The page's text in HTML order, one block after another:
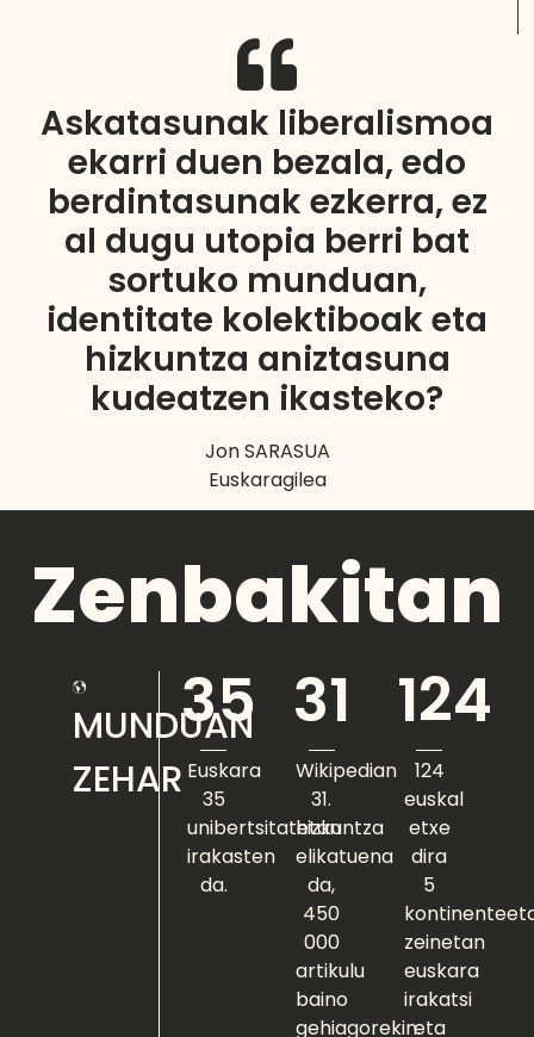
Askatasunak liberalismoa
ekarri duen bezala, edo
berdintasunak ezkerra, ez
al dugu utopia berri bat
sortuko munduan,
identitate kolektiboak eta
hizkuntza aniztasuna
kudeatzen ikasteko?
Jon SARASUA
Euskaragilea
Zenbakitan
MUNDUAN
ZEHAR
35
Euskara
35
unibertsitatetan
irakasten
da.
31
Wikipedian
31.
hizkuntza
elikatuena
da,
450
000
artikulu
baino
gehiagorekin.
124
124
euskal
etxe
dira
5
zeinetan
euskara
irakatsi
eta